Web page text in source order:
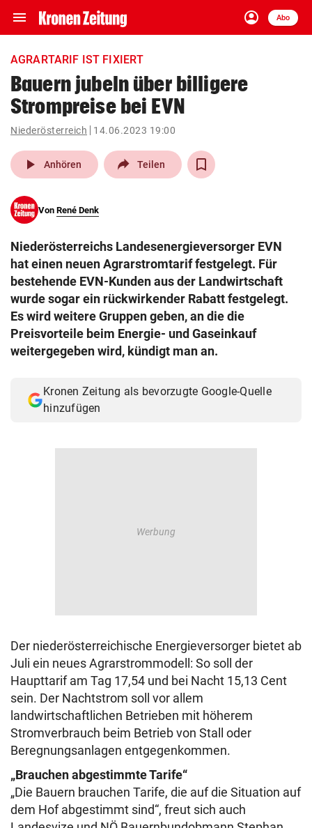
menu Navigation
ein-/ausklappen
account_circle
Anmelden
Abo
close Schließen
account_circle Anmelden
pin_drop
Wien arrow_right
search
eingeben
© Krone Multimedia GmbH & Co KG 2026
Muthgasse 2, 1190 Wien
AGRARTARIF IST FIXIERT
Bauern jubeln über billigere
Strompreise bei EVN
Niederösterreich 14.06.2023 19:00
play_arrow Anhören Teilen
Von René Denk
Niederösterreichs Landesenergieversorger EVN
hat einen neuen Agrarstromtarif festgelegt. Für
bestehende EVN-Kunden aus der Landwirtschaft
wurde sogar ein rückwirkender Rabatt festgelegt.
Es wird weitere Gruppen geben, an die die
Preisvorteile beim Energie- und Gaseinkauf
weitergegeben wird, kündigt man an.
Kronen Zeitung als bevorzugte Google-Quelle
hinzufügen
Der niederösterreichische Energieversorger bietet ab
Juli ein neues Agrarstrommodell: So soll der
Haupttarif am Tag 17,54 und bei Nacht 15,13 Cent
sein. Der Nachtstrom soll vor allem
landwirtschaftlichen Betrieben mit höherem
Stromverbrauch beim Betrieb von Stall oder
Beregnungsanlagen entgegenkommen.
„Brauchen abgestimmte Tarife“
„Die Bauern brauchen Tarife, die auf die Situation auf
dem Hof abgestimmt sind“, freut sich auch